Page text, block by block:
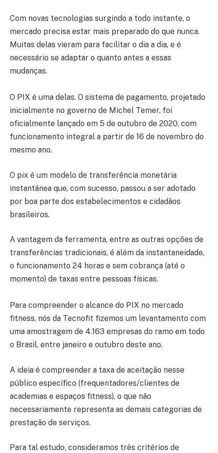
Com novas tecnologias surgindo a todo instante, o
mercado precisa estar mais preparado do que nunca.
Muitas delas vieram para facilitar o dia a dia, e é
necessário se adaptar o quanto antes a essas
mudanças.
O PIX é uma delas. O sistema de pagamento, projetado
inicialmente no governo de Michel Temer, foi
oficialmente lançado em 5 de outubro de 2020, com
funcionamento integral a partir de 16 de novembro do
mesmo ano.
O pix é um modelo de transferência monetária
instantânea que, com sucesso, passou a ser adotado
por boa parte dos estabelecimentos e cidadãos
brasileiros.
A vantagem da ferramenta, entre as outras opções de
transferências tradicionais, é além da instantaneidade,
o funcionamento 24 horas e sem cobrança (até o
momento) de taxas entre pessoas físicas.
Para compreender o alcance do PIX no mercado
fitness, nós da Tecnofit fizemos um levantamento com
uma amostragem de 4.163 empresas do ramo em todo
o Brasil, entre janeiro e outubro deste ano.
A ideia é compreender a taxa de aceitação nesse
público específico (frequentadores/clientes de
academias e espaços fitness), o que não
necessariamente representa as demais categorias de
prestação de serviços.
Para tal estudo, consideramos três critérios de